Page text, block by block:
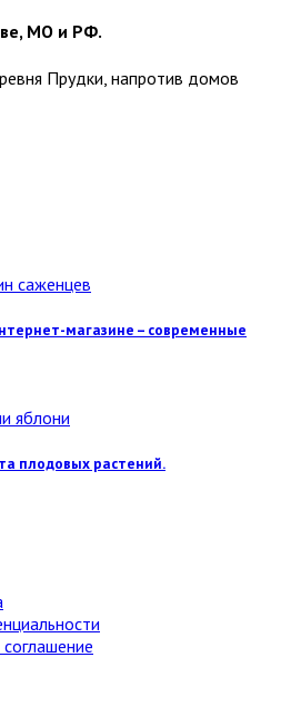
МО и РФ.
Прудки, напротив домов
магазине – современные
плодовых растений.